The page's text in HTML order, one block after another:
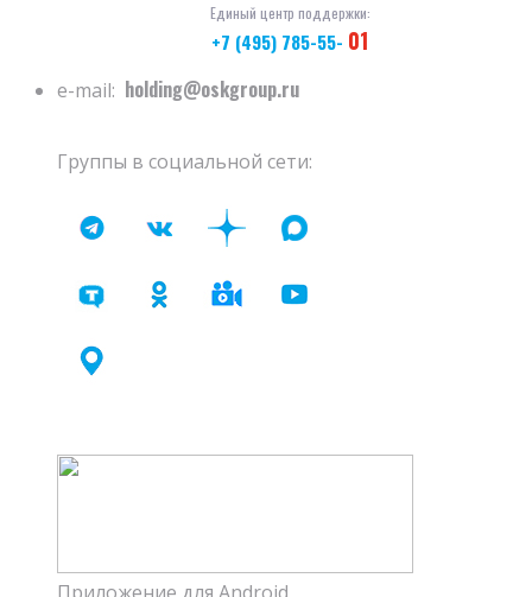
Единый центр поддержки:
+7 (495) 785-55- 01
e-mail: holding@oskgroup.ru
Группы в социальной сети: